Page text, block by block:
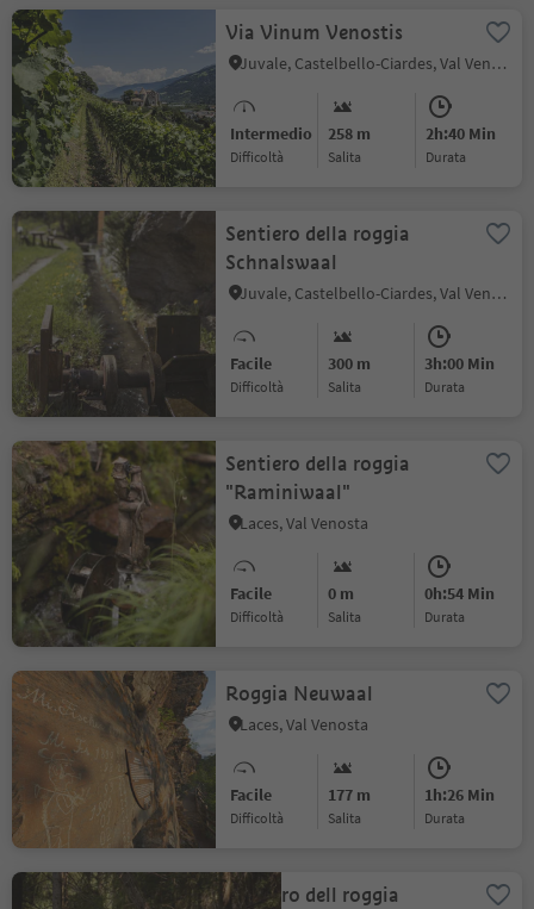
Via Vinum Venostis
Juvale, Castelbello-Ciardes, Val Venosta
Intermedio
Difficoltà
258 m
Salita
2h:40 Min
durata
Sentiero della roggia
Schnalswaal
Juvale, Castelbello-Ciardes, Val Venosta
Facile
Difficoltà
300 m
Salita
3h:00 Min
durata
Sentiero della roggia
"Raminiwaal"
Laces, Val Venosta
Facile
Difficoltà
0 m
Salita
0h:54 Min
durata
Roggia Neuwaal
Laces, Val Venosta
Facile
Difficoltà
177 m
Salita
1h:26 Min
durata
Sentiero dell roggia